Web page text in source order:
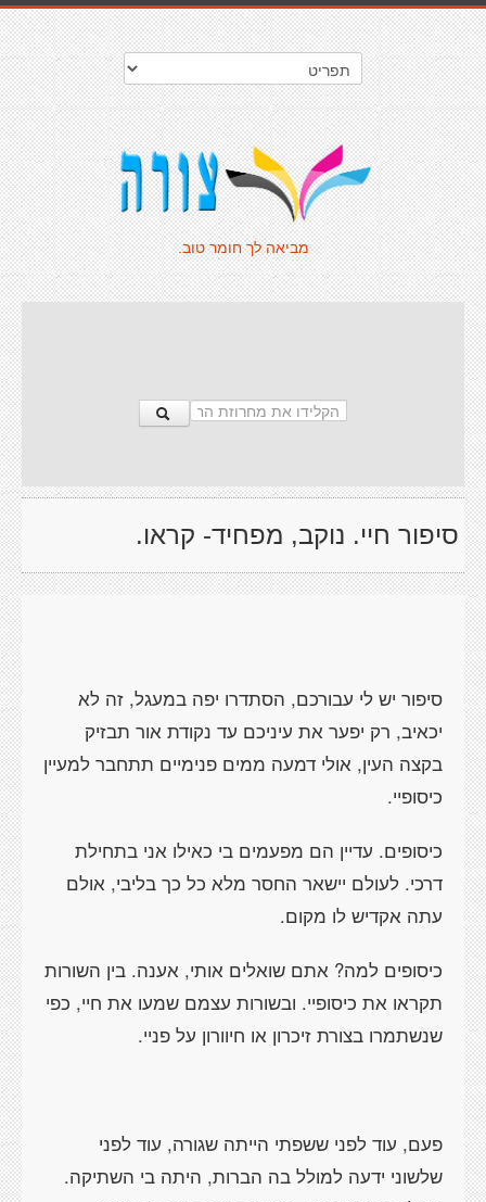
מביאה לך חומר טוב.
סיפור חיי. נוקב, מפחיד- קראו.
סיפור יש לי עבורכם, הסתדרו יפה במעגל, זה לא
יכאיב, רק יפער את עיניכם עד נקודת אור תבזיק
בקצה העין, אולי דמעה ממים פנימיים תתחבר למעיין
כיסופיי.
כיסופים. עדיין הם מפעמים בי כאילו אני בתחילת
דרכי. לעולם יישאר החסר מלא כל כך בליבי, אולם
עתה אקדיש לו מקום.
כיסופים למה? אתם שואלים אותי, אענה. בין השורות
תקראו את כיסופיי. ובשורות עצמם שמעו את חיי, כפי
שנשתמרו בצורת זיכרון או חיוורון על פניי.
פעם, עוד לפני ששפתי הייתה שגורה, עוד לפני
שלשוני ידעה למולל בה הברות, היתה בי השתיקה.